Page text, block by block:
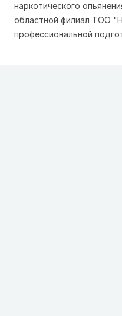
наркотического
областной филиал ТОО
профессиональной